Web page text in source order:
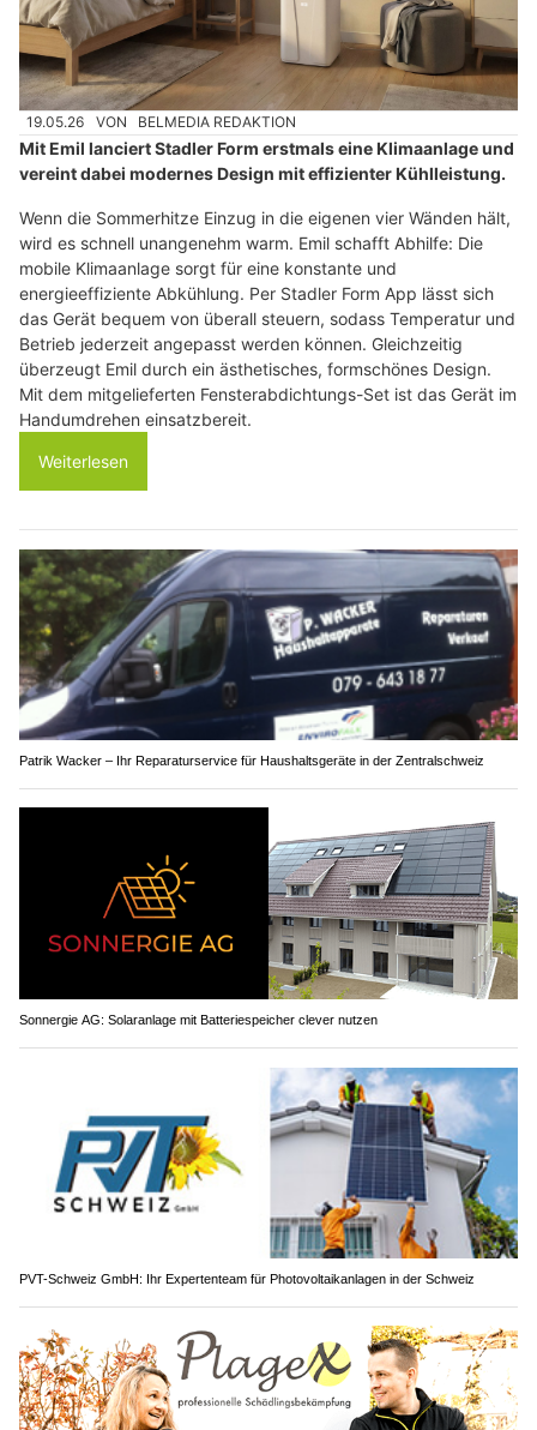
19.05.26 VON BELMEDIA REDAKTION
Mit Emil lanciert Stadler Form erstmals eine Klimaanlage und
vereint dabei modernes Design mit effizienter Kühlleistung.
Wenn die Sommerhitze Einzug in die eigenen vier Wänden hält,
wird es schnell unangenehm warm. Emil schafft Abhilfe: Die
mobile Klimaanlage sorgt für eine konstante und
energieeffiziente Abkühlung. Per Stadler Form App lässt sich
das Gerät bequem von überall steuern, sodass Temperatur und
Betrieb jederzeit angepasst werden können. Gleichzeitig
überzeugt Emil durch ein ästhetisches, formschönes Design.
Mit dem mitgelieferten Fensterabdichtungs-Set ist das Gerät im
Handumdrehen einsatzbereit.
Weiterlesen
Patrik Wacker – Ihr Reparaturservice für Haushaltsgeräte in der Zentralschweiz
Sonnergie AG: Solaranlage mit Batteriespeicher clever nutzen
PVT-Schweiz GmbH: Ihr Expertenteam für Photovoltaikanlagen in der Schweiz